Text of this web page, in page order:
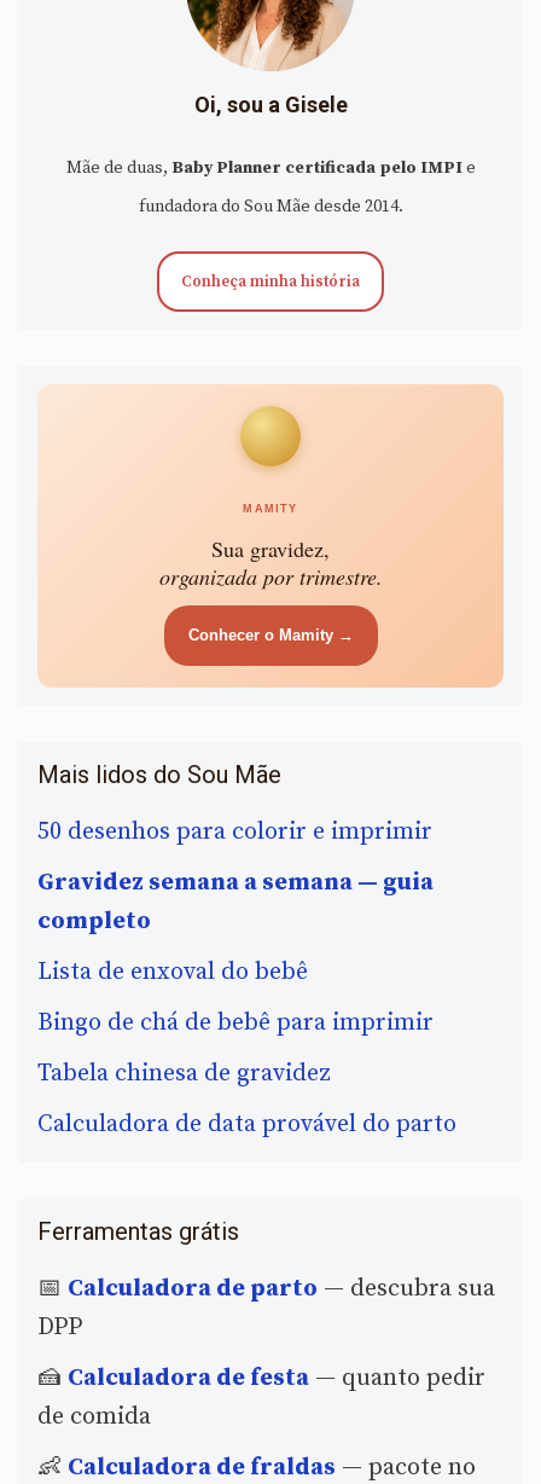
Oi, sou a Gisele
Mãe de duas, Baby Planner certificada pelo IMPIe
fundadora do Sou Mãe desde 2014.
Conheça minha história
MAMITY
Sua gravidez,
organizada por trimestre.
Conhecer o Mamity →
Mais lidos do Sou Mãe
50 desenhos para colorir e imprimir
Gravidez semana a semana — guia
completo
Lista de enxoval do bebê
Bingo de chá de bebê para imprimir
Tabela chinesa de gravidez
Calculadora de data provável do parto
Ferramentas grátis
📅 Calculadora de parto — descubra sua
DPP
🍰 Calculadora de festa — quanto pedir
de comida
👶 Calculadora de fraldas — pacote no